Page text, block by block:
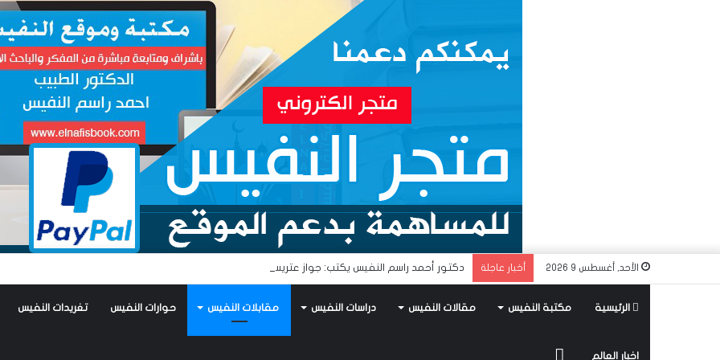
الأحد, أغسطس 9 2026 أخبار عاجلة دكتور أحمد راسم النفيس يكتب: جواز عتريس من فؤادة باطل!! وجواز براقش من حُنين فاشل!!
الرئيسية مكتبة النفيس مقالات النفيس دراسات النفيس مقابلات النفيس حوارات النفيس تغريدات النفيس
اخبار العالم